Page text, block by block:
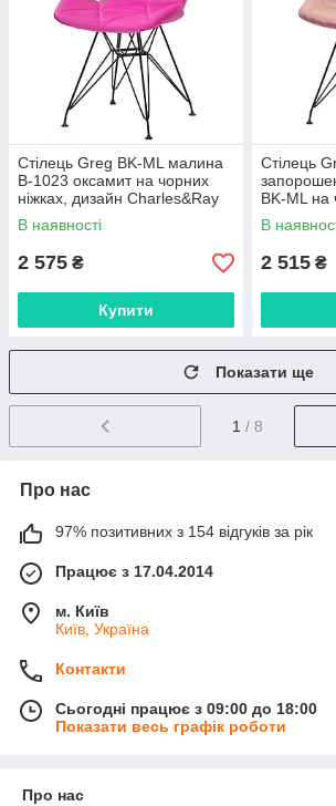
Стілець Greg BK-ML малина
В-1023 оксамит на чорних
ніжках, дизайн Charles&Ray
Eames
В наявності
2 575 ₴
Купити
Стілець
BK-ML на
ніжках,
Eames
В
2 515 ₴
Показати ще
1 / 8
Про нас
97% позитивних з 154 відгуків за рік
Працює з 17.04.2014
м. Київ
Київ, Україна
Контакти
Сьогодні працює з 09:00 до 18:00
Показати весь графік роботи
Про нас